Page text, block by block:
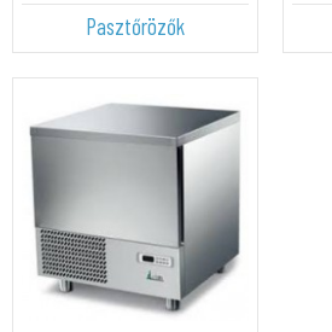
Pasztőrözők